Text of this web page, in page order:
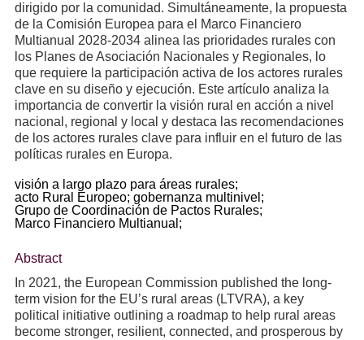
dirigido por la comunidad. Simultáneamente, la propuesta
de la Comisión Europea para el Marco Financiero
Multianual 2028-2034 alinea las prioridades rurales con
los Planes de Asociación Nacionales y Regionales, lo
que requiere la participación activa de los actores rurales
clave en su diseño y ejecución. Este artículo analiza la
importancia de convertir la visión rural en acción a nivel
nacional, regional y local y destaca las recomendaciones
de los actores rurales clave para influir en el futuro de las
políticas rurales en Europa.
visión a largo plazo para áreas rurales;
acto Rural Europeo; gobernanza multinivel;
Grupo de Coordinación de Pactos Rurales;
Marco Financiero Multianual;
Abstract
In 2021, the European Commission published the long-
term vision for the EU’s rural areas (LTVRA), a key
political initiative outlining a roadmap to help rural areas
become stronger, resilient, connected, and prosperous by